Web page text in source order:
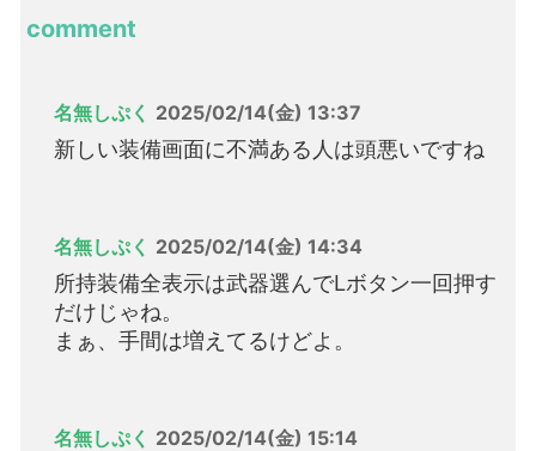
comment
名無しぷく 2025/02/14(金) 13:37
新しい装備画面に不満ある人は頭悪いですね
名無しぷく 2025/02/14(金) 14:34
所持装備全表示は武器選んでLボタン一回押す
だけじゃね。
まぁ、手間は増えてるけどよ。
名無しぷく 2025/02/14(金) 15:14